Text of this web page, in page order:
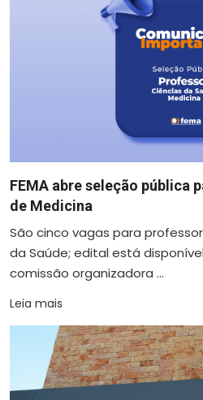
FEMA abre seleção pública
de Medicina
São cinco vagas para
da Saúde; edital está
comissão organizadora ...
Leia mais